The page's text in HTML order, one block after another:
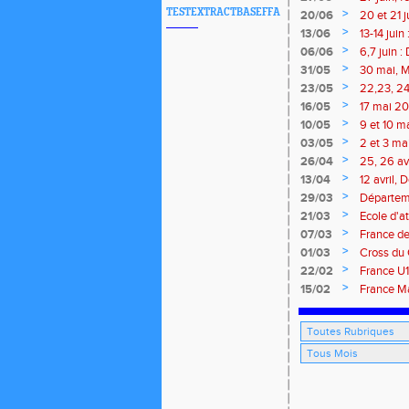
TESTEXTRACTBASEFFA
20/06
>
20 et 21
13/06
>
13-14
meeting
06/06 >
6,7 juin :
31/05
>
30 mai,
route,
23/05 >
22,23,
16/05
>
17 mai
10/05
>
9 et 10
03/05 >
2 et 3
26/04 >
25, 26
Isle
13/04 >
12 avril,
29/03 >
21/03
>
Ecole
07/03
>
France
Brieuc, 7
01/03 >
Cross du
22/02
>
France
15/02
> France